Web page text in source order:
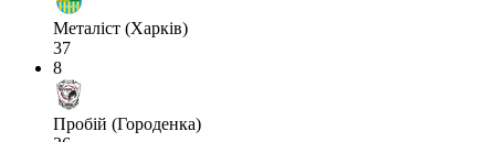
Металіст (Харків)
37
8
Пробій (Городенка)